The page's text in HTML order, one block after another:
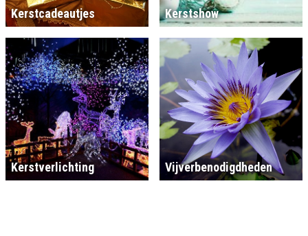
Kerstcadeautjes Kerstshow
Kerstverlichting Vijverbenodigdheden